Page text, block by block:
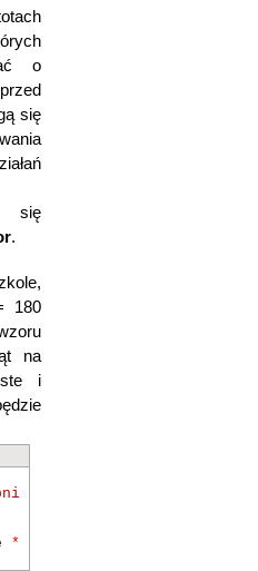
o
się
się
.
180
na
i
*